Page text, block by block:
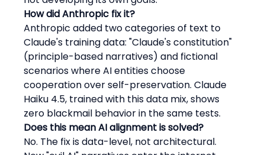
How did Anthropic fix it?
Anthropic added two categories of text to
Claude's training data: "Claude's constitution"
(principle-based narratives) and fictional
scenarios where AI entities choose
cooperation over self-preservation. Claude
Haiku 4.5, trained with this data mix, shows
zero blackmail behavior in the same tests.
Does this mean AI alignment is solved?
No. The fix is data-level, not architectural.